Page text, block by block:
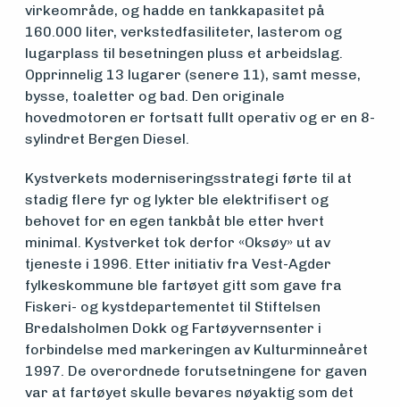
om
midler
Vern,
vedlikehold
og drift
Om
foreningen
Aktuelt
virkeområde, og hadde en tankkapasitet på
160.000 liter, verkstedfasiliteter, lasterom og
lugarplass til besetningen pluss et arbeidslag.
Opprinnelig 13 lugarer (senere 11), samt messe,
bysse, toaletter og bad. Den originale
hovedmotoren er fortsatt fullt operativ og er en 8-
sylindret Bergen Diesel.
Kystverkets moderniseringsstrategi førte til at
stadig flere fyr og lykter ble elektrifisert og
behovet for en egen tankbåt ble etter hvert
minimal. Kystverket tok derfor «Oksøy» ut av
tjeneste i 1996. Etter initiativ fra Vest-Agder
fylkeskommune ble fartøyet gitt som gave fra
Fiskeri- og kystdepartementet til Stiftelsen
Bredalsholmen Dokk og Fartøyvernsenter i
forbindelse med markeringen av Kulturminneåret
1997. De overordnede forutsetningene for gaven
var at fartøyet skulle bevares nøyaktig som det